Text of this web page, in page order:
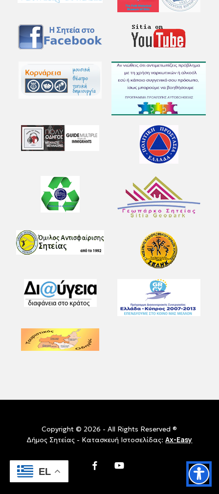
Copyright © 2026 - All Rights Reserved ®
Δήμος Σητείας - Κατασκευή Ιστοσελίδας:Ax-Easy
facebookyoutube
EL